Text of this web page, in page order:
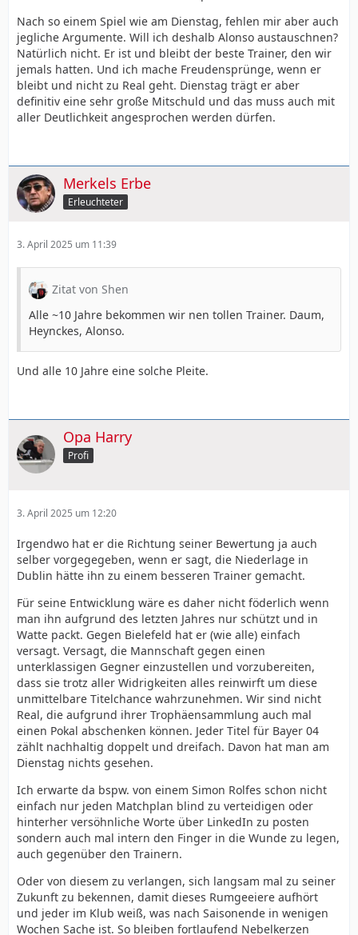
Nach so einem Spiel wie am Dienstag, fehlen mir aber auch
jegliche Argumente. Will ich deshalb Alonso austauschnen?
Natürlich nicht. Er ist und bleibt der beste Trainer, den wir
jemals hatten. Und ich mache Freudensprünge, wenn er
bleibt und nicht zu Real geht. Dienstag trägt er aber
definitiv eine sehr große Mitschuld und das muss auch mit
aller Deutlichkeit angesprochen werden dürfen.
Merkels Erbe
Erleuchteter
3. April 2025 um 11:39
Zitat von Shen
Alle ~10 Jahre bekommen wir nen tollen Trainer. Daum,
Heynckes, Alonso.
Und alle 10 Jahre eine solche Pleite.
Opa Harry
Profi
3. April 2025 um 12:20
Irgendwo hat er die Richtung seiner Bewertung ja auch
selber vorgegegeben, wenn er sagt, die Niederlage in
Dublin hätte ihn zu einem besseren Trainer gemacht.
Für seine Entwicklung wäre es daher nicht föderlich wenn
man ihn aufgrund des letzten Jahres nur schützt und in
Watte packt. Gegen Bielefeld hat er (wie alle) einfach
versagt. Versagt, die Mannschaft gegen einen
unterklassigen Gegner einzustellen und vorzubereiten,
dass sie trotz aller Widrigkeiten alles reinwirft um diese
unmittelbare Titelchance wahrzunehmen. Wir sind nicht
Real, die aufgrund ihrer Trophäensammlung auch mal
einen Pokal abschenken können. Jeder Titel für Bayer 04
zählt nachhaltig doppelt und dreifach. Davon hat man am
Dienstag nichts gesehen.
Ich erwarte da bspw. von einem Simon Rolfes schon nicht
einfach nur jeden Matchplan blind zu verteidigen oder
hinterher versöhnliche Worte über LinkedIn zu posten
sondern auch mal intern den Finger in die Wunde zu legen,
auch gegenüber den Trainern.
Oder von diesem zu verlangen, sich langsam mal zu seiner
Zukunft zu bekennen, damit dieses Rumgeeiere aufhört
und jeder im Klub weiß, was nach Saisonende in wenigen
Wochen Sache ist. So bleiben fortlaufend Nebelkerzen